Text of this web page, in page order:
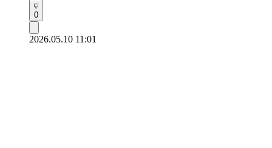
0
2026.05.10 11:01